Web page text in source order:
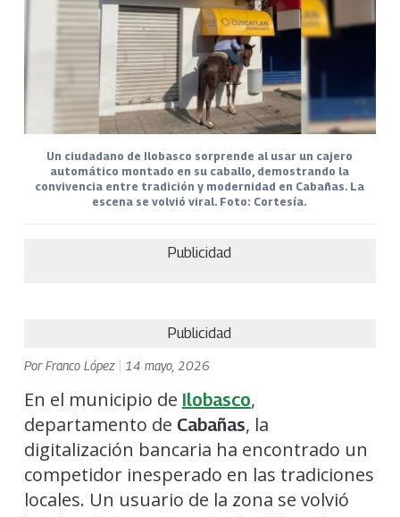
Un ciudadano de Ilobasco sorprende al usar un cajero
automático montado en su caballo, demostrando la
convivencia entre tradición y modernidad en Cabañas. La
escena se volvió viral. Foto: Cortesía.
Publicidad
Publicidad
PorFranco López 14 mayo, 2026
En el municipio de Ilobasco,
departamento de Cabañas, la
digitalización bancaria ha encontrado un
competidor inesperado en las tradiciones
locales. Un usuario de la zona se volvió